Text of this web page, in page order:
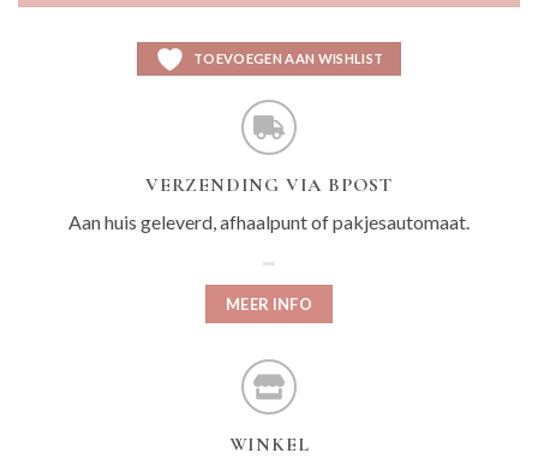
TOEVOEGEN AAN WISHLIST
VERZENDING VIA BPOST
Aan huis geleverd, afhaalpunt of pakjesautomaat.
MEER INFO
WINKEL